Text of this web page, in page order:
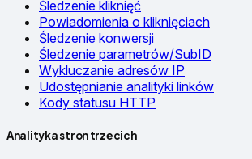
Śledzenie kliknięć
Powiadomienia o kliknięciach
Śledzenie konwersji
Śledzenie parametrów/SubID
Wykluczanie adresów IP
Udostępnianie analityki linków
Kody statusu HTTP
Analityka stron trzecich